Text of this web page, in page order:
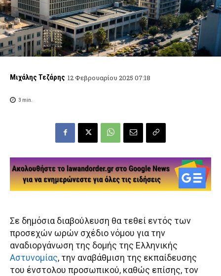
Μιχάλης Τεζάρης 12 Φεβρουαρίου 2025 07:18
3 min.
Σε δημόσια διαβούλευση θα τεθεί εντός των
προσεχών ωρών σχέδιο νόμου για την
αναδιοργάνωση της δομής της Ελληνικής
Αστυνομίας, την αναβάθμιση της εκπαίδευσης
του ένστολου προσωπικού, καθώς επίσης, τον